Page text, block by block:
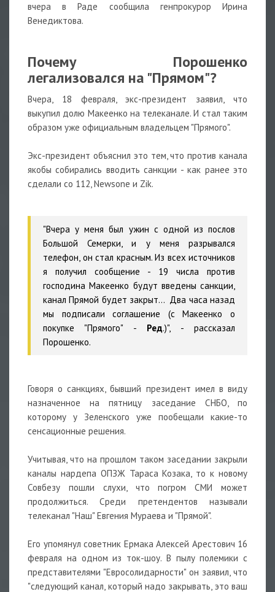
вчера в Раде сообщила генпрокурор Ирина
Венедиктова.
Почему Порошенко
легализовался на "Прямом"?
Вчера, 18 февраля, экс-президент заявил, что
выкупил долю Макеенко на телеканале. И стал таким
образом уже официальным владельцем "Прямого".
Экс-президент объяснил это тем, что против канала
якобы собирались вводить санкции - как ранее это
сделали со 112, Newsone и Zik.
"Вчера у меня был ужин с одной из послов
Большой Семерки, и у меня разрывался
телефон, он стал красным. Из всех источников
я получил сообщение - 19 числа против
господина Макеенко будут введены санкции,
канал Прямой будет закрыт... Два часа назад
мы подписали соглашение (с Макеенко о
покупке "Прямого" - Ред.)", - рассказал
Порошенко.
Говоря о санкциях, бывший президент имел в виду
назначенное на пятницу заседание СНБО, по
которому у Зеленского уже пообещали какие-то
сенсационные решения.
Учитывая, что на прошлом таком заседании закрыли
каналы нардепа ОПЗЖ Тараса Козака, то к новому
Совбезу пошли слухи, что погром СМИ может
продолжиться. Среди претендентов называли
телеканал "Наш" Евгения Мураева и "Прямой".
Его упомянул советник Ермака Алексей Арестович 16
февраля на одном из ток-шоу. В пылу полемики с
представителями "Евросолидарности" он заявил, что
"следующий канал, который надо закрывать, это ваш